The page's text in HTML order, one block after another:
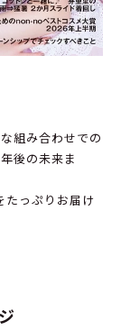
組み合わせでの
後の未来ま
たっぷりお届け